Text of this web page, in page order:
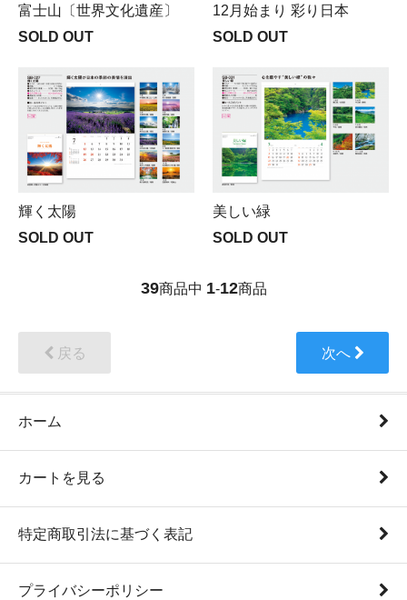
富士山〔世界文化遺産〕
SOLD OUT
12月始まり 彩り日本
SOLD OUT
輝く太陽
SOLD OUT
美しい緑
SOLD OUT
39商品中 1-12商品
戻る 次へ
ホーム
カートを見る
特定商取引法に基づく表記
プライバシーポリシー